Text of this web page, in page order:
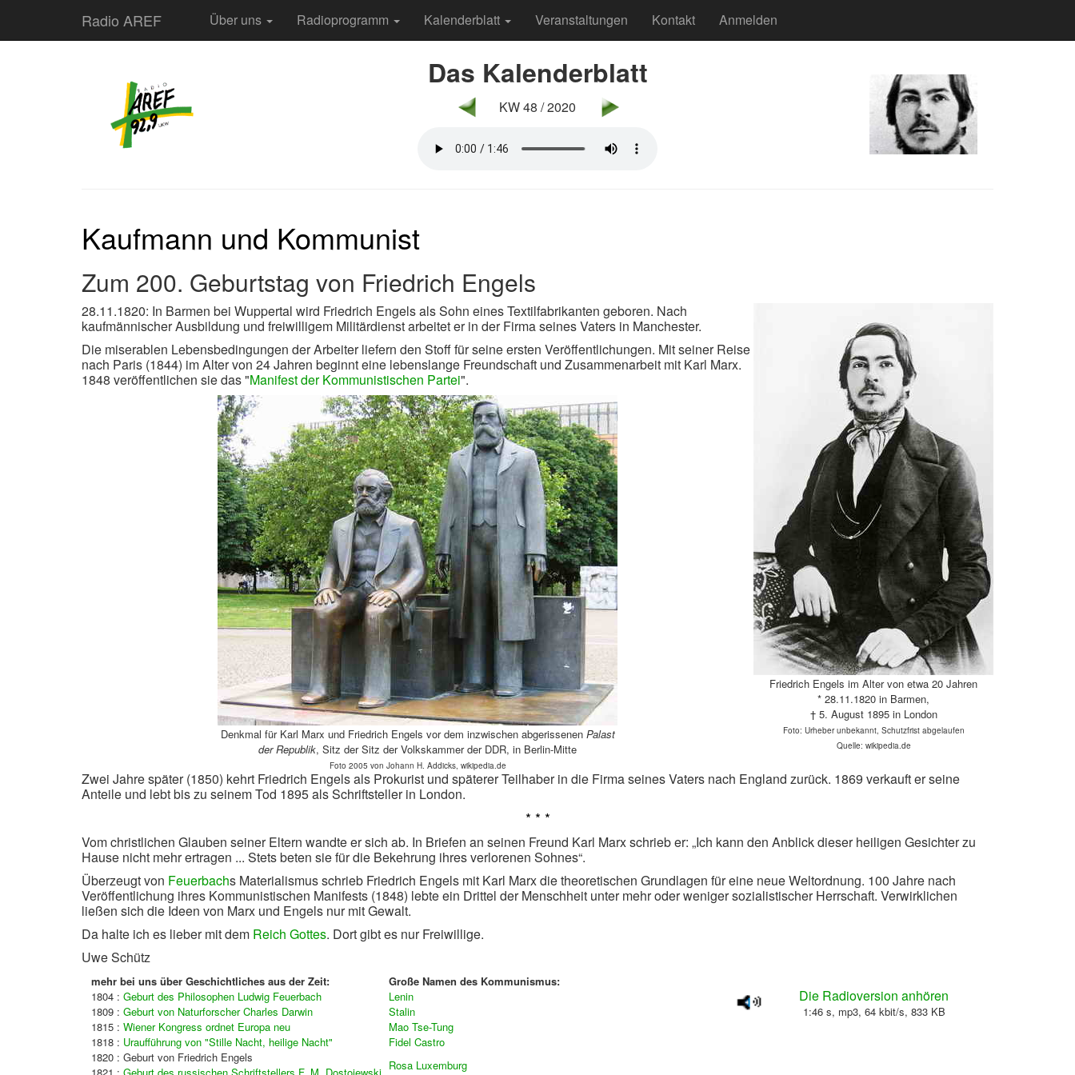
Radio AREF Über uns Radioprogramm Kalenderblatt Veranstaltungen Kontakt Anmelden
Das Kalenderblatt
KW 48 / 2020
Kaufmann und Kommunist
Zum 200. Geburtstag von Friedrich Engels
Friedrich Engels im Alter von etwa 20 Jahren
* 28.11.1820 in Barmen,
† 5. August 1895 in London
Foto: Urheber unbekannt, Schutzfrist abgelaufen
Quelle: wikipedia.de
28.11.1820: In Barmen bei Wuppertal wird Friedrich Engels als Sohn eines Textilfabrikanten geboren. Nach
kaufmännischer Ausbildung und freiwilligem Militärdienst arbeitet er in der Firma seines Vaters in Manchester.
Die miserablen Lebensbedingungen der Arbeiter liefern den Stoff für seine ersten Veröffentlichungen. Mit seiner Reise
nach Paris (1844) im Alter von 24 Jahren beginnt eine lebenslange Freundschaft und Zusammenarbeit mit Karl Marx.
1848 veröffentlichen sie das "Manifest der Kommunistischen Partei".
Denkmal für Karl Marx und Friedrich Engels vor dem inzwischen abgerissenen Palast
der Republik, Sitz der Sitz der Volkskammer der DDR, in Berlin-Mitte
Foto 2005 von Johann H. Addicks, wikipedia.de
Zwei Jahre später (1850) kehrt Friedrich Engels als Prokurist und späterer Teilhaber in die Firma seines Vaters nach England zurück. 1869 verkauft er seine
Anteile und lebt bis zu seinem Tod 1895 als Schriftsteller in London.
* * *
Vom christlichen Glauben seiner Eltern wandte er sich ab. In Briefen an seinen Freund Karl Marx schrieb er: „Ich kann den Anblick dieser heiligen Gesichter zu
Hause nicht mehr ertragen ... Stets beten sie für die Bekehrung ihres verlorenen Sohnes“.
Überzeugt von Feuerbachs Materialismus schrieb Friedrich Engels mit Karl Marx die theoretischen Grundlagen für eine neue Weltordnung. 100 Jahre nach
Veröffentlichung ihres Kommunistischen Manifests (1848) lebte ein Drittel der Menschheit unter mehr oder weniger sozialistischer Herrschaft. Verwirklichen
ließen sich die Ideen von Marx und Engels nur mit Gewalt.
Da halte ich es lieber mit dem Reich Gottes. Dort gibt es nur Freiwillige.
Uwe Schütz
mehr bei uns über Geschichtliches aus der Zeit:
Große Namen des Kommunismus:
1804 : Geburt des Philosophen Ludwig Feuerbach
1809 : Geburt von Naturforscher Charles Darwin
1815 : Wiener Kongress ordnet Europa neu
1818 : Uraufführung von "Stille Nacht, heilige Nacht"
1820 : Geburt von Friedrich Engels
Lenin
Stalin
Mao Tse-Tung
Fidel Castro
Rosa Luxemburg
Die Radioversion anhören
1:46 s, mp3, 64 kbit/s, 833 KB